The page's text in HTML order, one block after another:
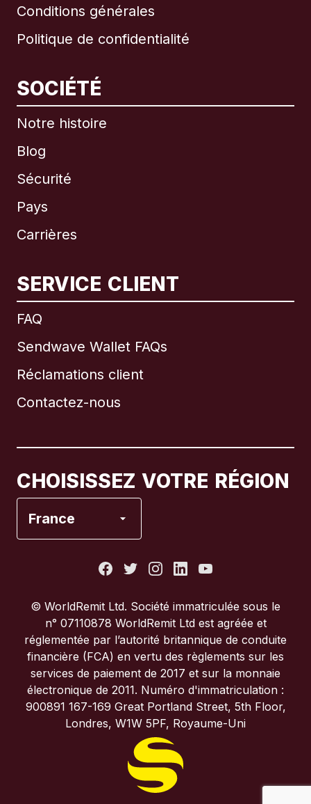
Conditions générales
Politique de confidentialité
SOCIÉTÉ
Notre histoire
Blog
Sécurité
Pays
Carrières
SERVICE CLIENT
FAQ
Sendwave Wallet FAQs
Réclamations client
Contactez-nous
CHOISISSEZ VOTRE RÉGION
France
International English
Brésil
Italie
Portugal
Royaume-Uni
© WorldRemit Ltd. Société immatriculée sous le
n° 07110878 WorldRemit Ltd est agréée et
réglementée par l’autorité britannique de conduite
financière (FCA) en vertu des règlements sur les
services de paiement de 2017 et sur la monnaie
électronique de 2011. Numéro d'immatriculation :
900891 167-169 Great Portland Street, 5th Floor,
Londres, W1W 5PF, Royaume-Uni